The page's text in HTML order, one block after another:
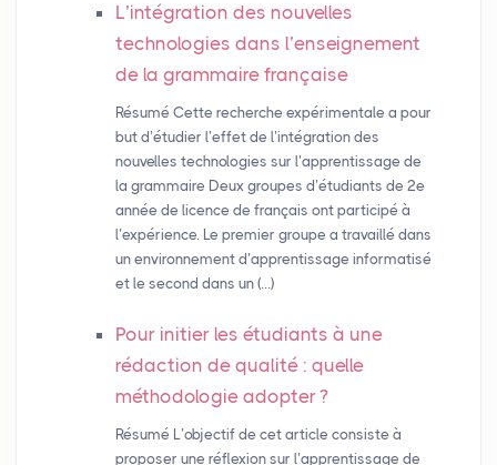
L’intégration des nouvelles
technologies dans l’enseignement
de la grammaire française
Résumé Cette recherche expérimentale a pour
but d’étudier l’effet de l’intégration des
nouvelles technologies sur l’apprentissage de
la grammaire Deux groupes d’étudiants de 2e
année de licence de français ont participé à
l’expérience. Le premier groupe a travaillé dans
un environnement d’apprentissage informatisé
et le second dans un (…)
Pour initier les étudiants à une
rédaction de qualité : quelle
méthodologie adopter?
Résumé L’objectif de cet article consiste à
proposer une réflexion sur l’apprentissage de